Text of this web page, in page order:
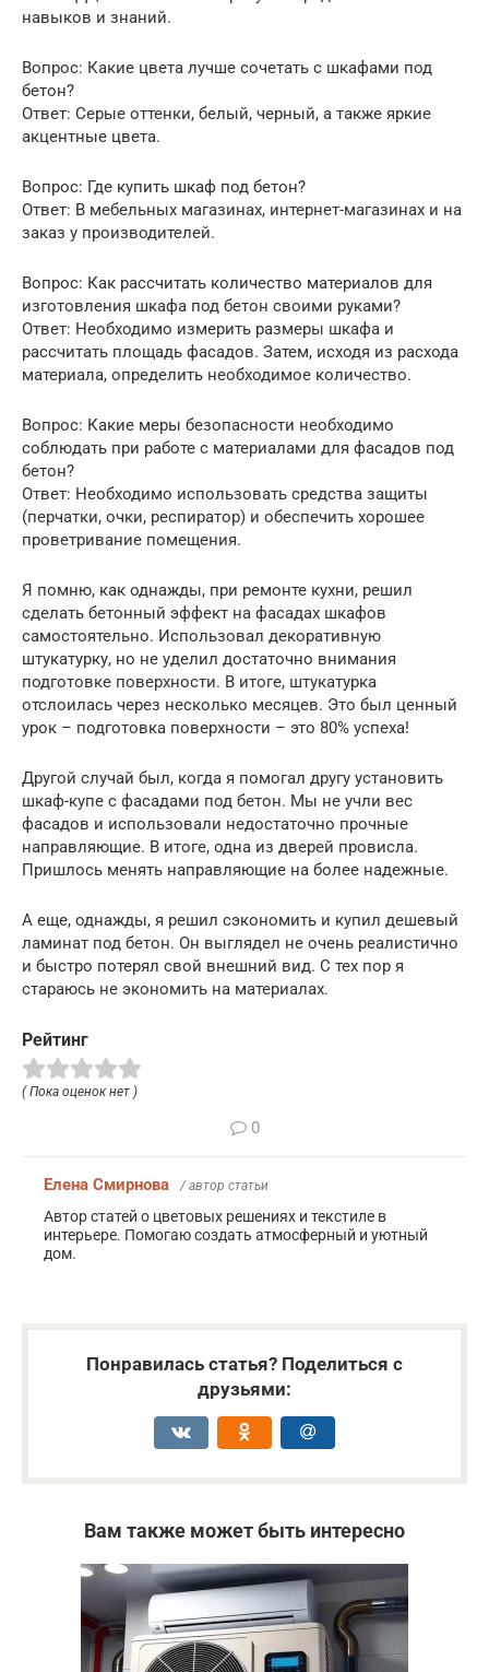
навыков и знаний.
Вопрос: Какие цвета лучше сочетать с шкафами под
бетон?
Ответ: Серые оттенки, белый, черный, а также яркие
акцентные цвета.
Вопрос: Где купить шкаф под бетон?
Ответ: В мебельных магазинах, интернет-магазинах и на
заказ у производителей.
Вопрос: Как рассчитать количество материалов для
изготовления шкафа под бетон своими руками?
Ответ: Необходимо измерить размеры шкафа и
рассчитать площадь фасадов. Затем, исходя из расхода
материала, определить необходимое количество.
Вопрос: Какие меры безопасности необходимо
соблюдать при работе с материалами для фасадов под
бетон?
Ответ: Необходимо использовать средства защиты
(перчатки, очки, респиратор) и обеспечить хорошее
проветривание помещения.
Я помню, как однажды, при ремонте кухни, решил
сделать бетонный эффект на фасадах шкафов
самостоятельно. Использовал декоративную
штукатурку, но не уделил достаточно внимания
подготовке поверхности. В итоге, штукатурка
отслоилась через несколько месяцев. Это был ценный
урок – подготовка поверхности – это 80% успеха!
Другой случай был, когда я помогал другу установить
шкаф-купе с фасадами под бетон. Мы не учли вес
фасадов и использовали недостаточно прочные
направляющие. В итоге, одна из дверей провисла.
Пришлось менять направляющие на более надежные.
А еще, однажды, я решил сэкономить и купил дешевый
ламинат под бетон. Он выглядел не очень реалистично
и быстро потерял свой внешний вид. С тех пор я
стараюсь не экономить на материалах.
Рейтинг
( Пока оценок нет )
0
Елена Смирнова / автор статьи
Автор статей о цветовых решениях и текстиле в
интерьере. Помогаю создать атмосферный и уютный
дом.
Понравилась статья? Поделиться с
друзьями:
Вам также может быть интересно